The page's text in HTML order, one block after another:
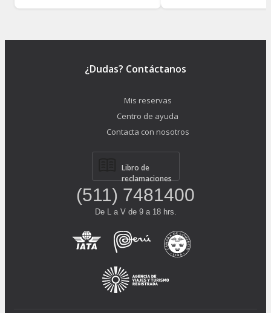
¿Dudas? Contáctanos
Mis reservas
Centro de ayuda
Contacta con nosotros
Libro de
reclamaciones
(511) 7481400
De L a V de 9 a 18 hrs.